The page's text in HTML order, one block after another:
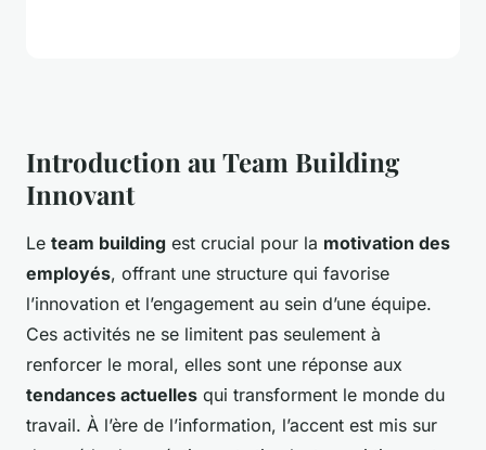
Introduction au Team Building
Innovant
Le team building est crucial pour la motivation des
employés, offrant une structure qui favorise
l’innovation et l’engagement au sein d’une équipe.
Ces activités ne se limitent pas seulement à
renforcer le moral, elles sont une réponse aux
tendances actuelles qui transforment le monde du
travail. À l’ère de l’information, l’accent est mis sur